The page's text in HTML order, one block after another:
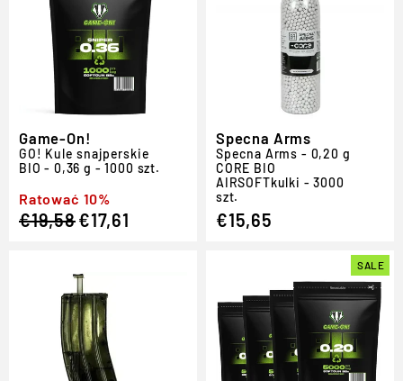
Game-On!
GO! Kule snajperskie
BIO - 0,36 g - 1000 szt.
Ratować 10%
Regular
price
€19,58
Sale
price
€17,61
Specna Arms
Specna Arms - 0,20 g
CORE BIO
AIRSOFTkulki - 3000
szt.
€15,65
SALE